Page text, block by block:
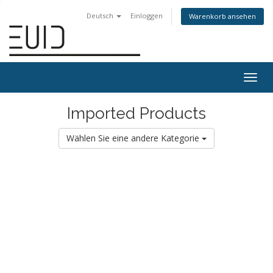
Deutsch Einloggen Warenkorb ansehen
Imported Products
Wählen Sie eine andere Kategorie